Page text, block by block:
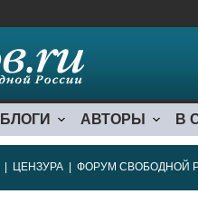
БЛОГИ АВТОРЫ В
ЦЕНЗУРА ФОРУМ СВОБОДНОЙ